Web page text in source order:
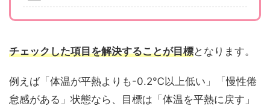
チェックした項目を解決することが目標となります。
例えば「体温が平熱よりも-0.2℃以上低い」「慢性倦
怠感がある」状態なら、目標は「体温を平熱に戻す」